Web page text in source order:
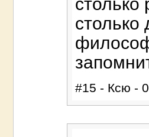
столько
#15 - Ксю -